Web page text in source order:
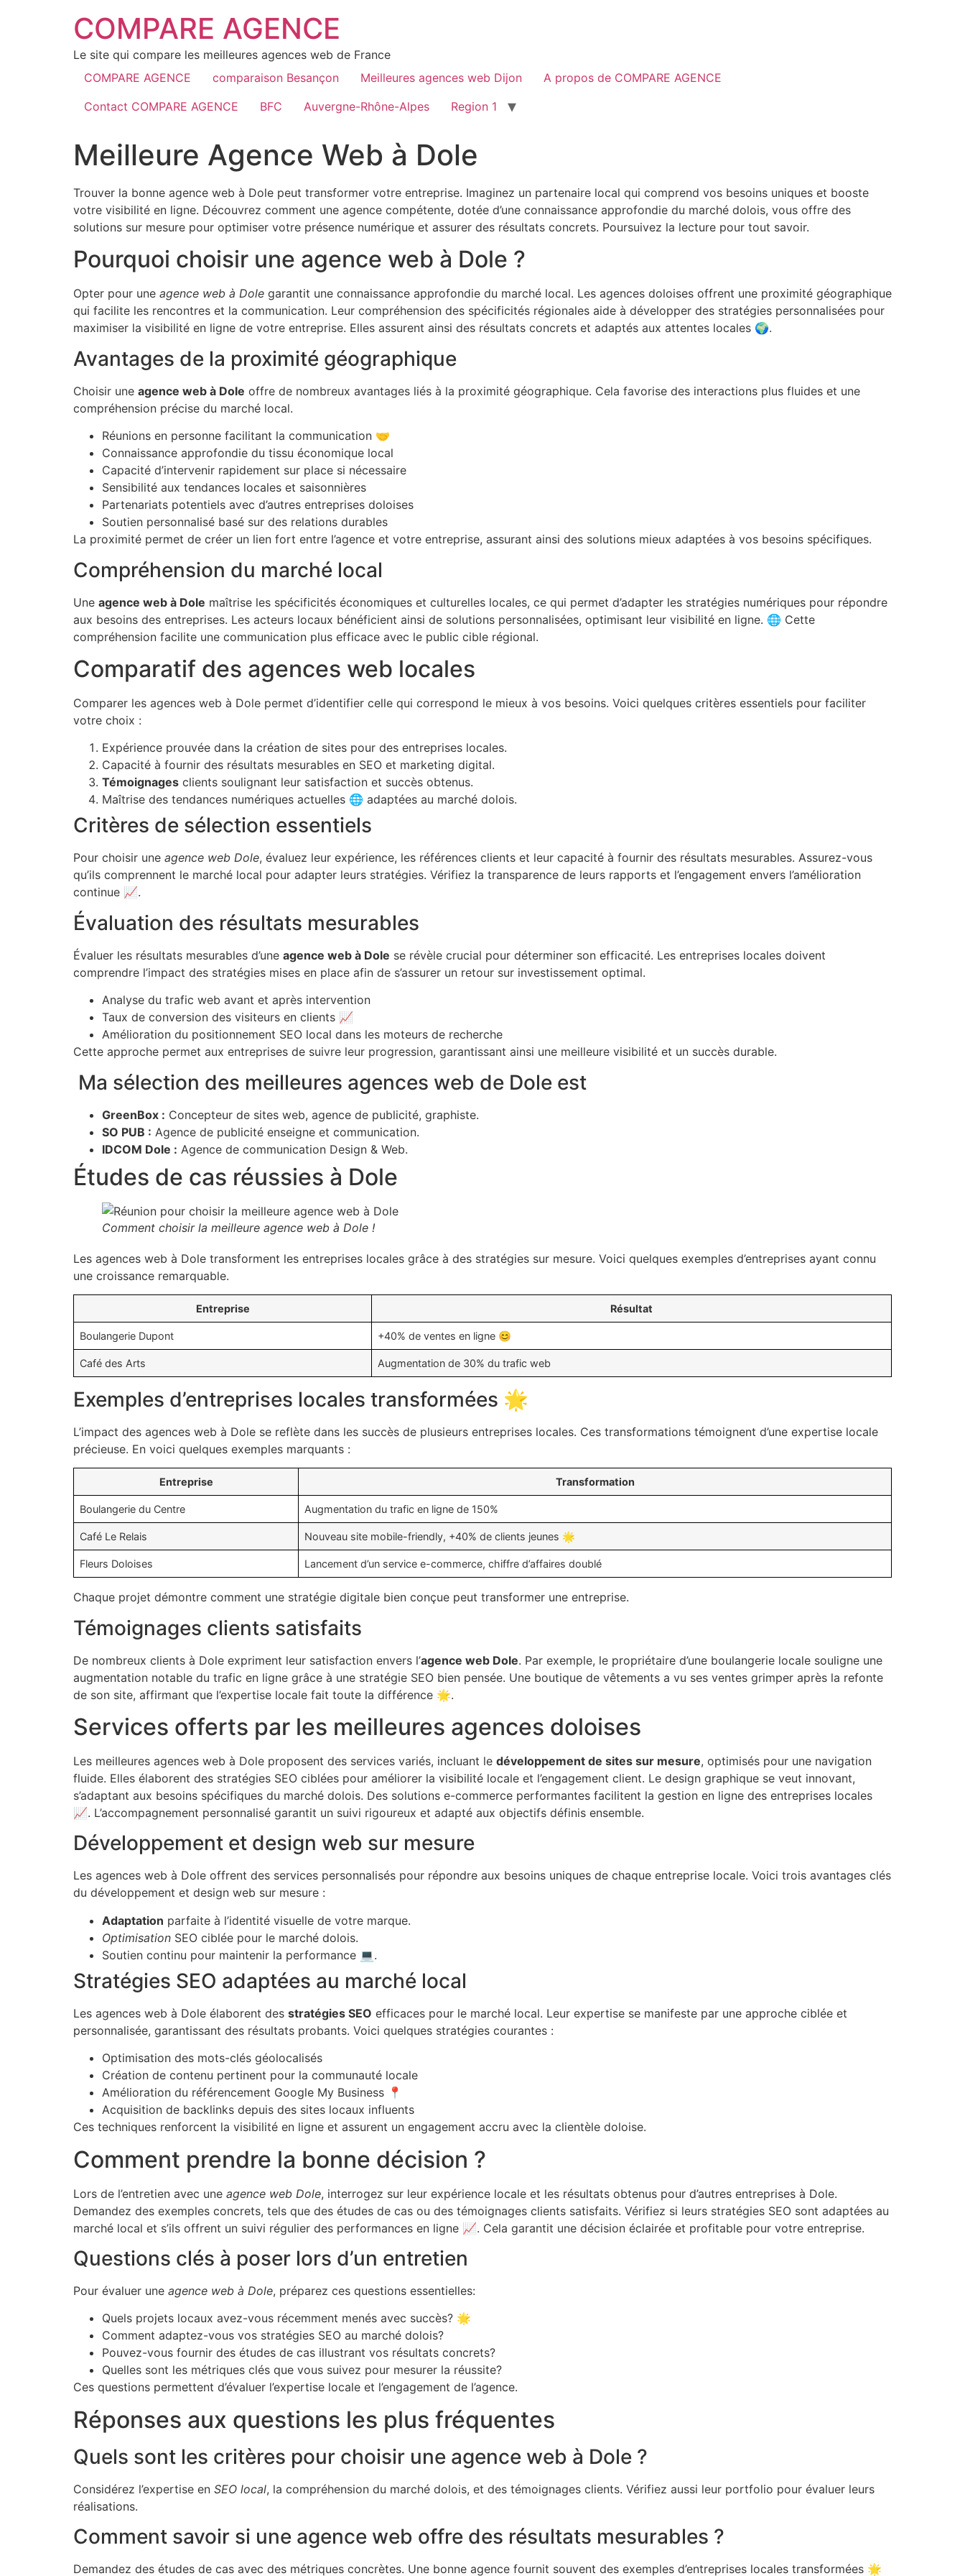
COMPARE AGENCE
Le site qui compare les meilleures agences web de France
COMPARE AGENCE
comparaison Besançon Meilleures agences web Dijon
A propos de COMPARE AGENCE
Contact COMPARE AGENCE
BFC Auvergne-Rhône-Alpes Region 1
Meilleure Agence Web à Dole
Trouver la bonne agence web à Dole peut transformer votre entreprise. Imaginez un partenaire local qui comprend vos besoins uniques et booste
votre visibilité en ligne. Découvrez comment une agence compétente, dotée d’une connaissance approfondie du marché dolois, vous offre des
solutions sur mesure pour optimiser votre présence numérique et assurer des résultats concrets. Poursuivez la lecture pour tout savoir.
Pourquoi choisir une agence web à Dole ?
Opter pour une agence web à Dole garantit une connaissance approfondie du marché local. Les agences doloises offrent une proximité géographique
qui facilite les rencontres et la communication. Leur compréhension des spécificités régionales aide à développer des stratégies personnalisées pour
maximiser la visibilité en ligne de votre entreprise. Elles assurent ainsi des résultats concrets et adaptés aux attentes locales 🌍.
Avantages de la proximité géographique
Choisir une agence web à Dole offre de nombreux avantages liés à la proximité géographique. Cela favorise des interactions plus fluides et une
compréhension précise du marché local.
Réunions en personne facilitant la communication 🤝
Connaissance approfondie du tissu économique local
Capacité d’intervenir rapidement sur place si nécessaire
Sensibilité aux tendances locales et saisonnières
Partenariats potentiels avec d’autres entreprises doloises
Soutien personnalisé basé sur des relations durables
La proximité permet de créer un lien fort entre l’agence et votre entreprise, assurant ainsi des solutions mieux adaptées à vos besoins spécifiques.
Compréhension du marché local
Une agence web à Dole maîtrise les spécificités économiques et culturelles locales, ce qui permet d’adapter les stratégies numériques pour répondre
aux besoins des entreprises. Les acteurs locaux bénéficient ainsi de solutions personnalisées, optimisant leur visibilité en ligne. 🌐 Cette
compréhension facilite une communication plus efficace avec le public cible régional.
Comparatif des agences web locales
Comparer les agences web à Dole permet d’identifier celle qui correspond le mieux à vos besoins. Voici quelques critères essentiels pour faciliter
votre choix :
Expérience prouvée dans la création de sites pour des entreprises locales.
Capacité à fournir des résultats mesurables en SEO et marketing digital.
Témoignages clients soulignant leur satisfaction et succès obtenus.
Maîtrise des tendances numériques actuelles 🌐 adaptées au marché dolois.
Critères de sélection essentiels
Pour choisir une agence web Dole, évaluez leur expérience, les références clients et leur capacité à fournir des résultats mesurables. Assurez-vous
qu’ils comprennent le marché local pour adapter leurs stratégies. Vérifiez la transparence de leurs rapports et l’engagement envers l’amélioration
continue 📈.
Évaluation des résultats mesurables
Évaluer les résultats mesurables d’une agence web à Dole se révèle crucial pour déterminer son efficacité. Les entreprises locales doivent
comprendre l’impact des stratégies mises en place afin de s’assurer un retour sur investissement optimal.
Analyse du trafic web avant et après intervention
Taux de conversion des visiteurs en clients 📈
Amélioration du positionnement SEO local dans les moteurs de recherche
Cette approche permet aux entreprises de suivre leur progression, garantissant ainsi une meilleure visibilité et un succès durable.
Ma sélection des meilleures agences web de Dole est
GreenBox : Concepteur de sites web, agence de publicité, graphiste.
SO PUB : Agence de publicité enseigne et communication.
IDCOM Dole : Agence de communication Design & Web.
Études de cas réussies à Dole
Comment choisir la meilleure agence web à Dole !
Les agences web à Dole transforment les entreprises locales grâce à des stratégies sur mesure. Voici quelques exemples d’entreprises ayant connu
une croissance remarquable.
Entreprise Résultat
Boulangerie Dupont +40% de ventes en ligne 😊
Café des Arts Augmentation de 30% du trafic web
Exemples d’entreprises locales transformées 🌟
L’impact des agences web à Dole se reflète dans les succès de plusieurs entreprises locales. Ces transformations témoignent d’une expertise locale
précieuse. En voici quelques exemples marquants :
Entreprise Transformation
Boulangerie du Centre Augmentation du trafic en ligne de 150%
Café Le Relais Nouveau site mobile-friendly, +40% de clients jeunes 🌟
Fleurs Doloises Lancement d’un service e-commerce, chiffre d’affaires doublé
Chaque projet démontre comment une stratégie digitale bien conçue peut transformer une entreprise.
Témoignages clients satisfaits
De nombreux clients à Dole expriment leur satisfaction envers l’agence web Dole. Par exemple, le propriétaire d’une boulangerie locale souligne une
augmentation notable du trafic en ligne grâce à une stratégie SEO bien pensée. Une boutique de vêtements a vu ses ventes grimper après la refonte
de son site, affirmant que l’expertise locale fait toute la différence 🌟.
Services offerts par les meilleures agences doloises
Les meilleures agences web à Dole proposent des services variés, incluant le développement de sites sur mesure, optimisés pour une navigation
fluide. Elles élaborent des stratégies SEO ciblées pour améliorer la visibilité locale et l’engagement client. Le design graphique se veut innovant,
s’adaptant aux besoins spécifiques du marché dolois. Des solutions e-commerce performantes facilitent la gestion en ligne des entreprises locales
📈. L’accompagnement personnalisé garantit un suivi rigoureux et adapté aux objectifs définis ensemble.
Développement et design web sur mesure
Les agences web à Dole offrent des services personnalisés pour répondre aux besoins uniques de chaque entreprise locale. Voici trois avantages clés
du développement et design web sur mesure :
Adaptation parfaite à l’identité visuelle de votre marque.
Optimisation SEO ciblée pour le marché dolois.
Soutien continu pour maintenir la performance 💻.
Stratégies SEO adaptées au marché local
Les agences web à Dole élaborent des stratégies SEO efficaces pour le marché local. Leur expertise se manifeste par une approche ciblée et
personnalisée, garantissant des résultats probants. Voici quelques stratégies courantes :
Optimisation des mots-clés géolocalisés
Création de contenu pertinent pour la communauté locale
Amélioration du référencement Google My Business 📍
Acquisition de backlinks depuis des sites locaux influents
Ces techniques renforcent la visibilité en ligne et assurent un engagement accru avec la clientèle doloise.
Comment prendre la bonne décision ?
Lors de l’entretien avec une agence web Dole, interrogez sur leur expérience locale et les résultats obtenus pour d’autres entreprises à Dole.
Demandez des exemples concrets, tels que des études de cas ou des témoignages clients satisfaits. Vérifiez si leurs stratégies SEO sont adaptées au
marché local et s’ils offrent un suivi régulier des performances en ligne 📈. Cela garantit une décision éclairée et profitable pour votre entreprise.
Questions clés à poser lors d’un entretien
Pour évaluer une agence web à Dole, préparez ces questions essentielles:
Quels projets locaux avez-vous récemment menés avec succès? 🌟
Comment adaptez-vous vos stratégies SEO au marché dolois?
Pouvez-vous fournir des études de cas illustrant vos résultats concrets?
Quelles sont les métriques clés que vous suivez pour mesurer la réussite?
Ces questions permettent d’évaluer l’expertise locale et l’engagement de l’agence.
Réponses aux questions les plus fréquentes
Quels sont les critères pour choisir une agence web à Dole ?
Considérez l’expertise en SEO local, la compréhension du marché dolois, et des témoignages clients. Vérifiez aussi leur portfolio pour évaluer leurs
réalisations.
Comment savoir si une agence web offre des résultats mesurables ?
Demandez des études de cas avec des métriques concrètes. Une bonne agence fournit souvent des exemples d’entreprises locales transformées 🌟